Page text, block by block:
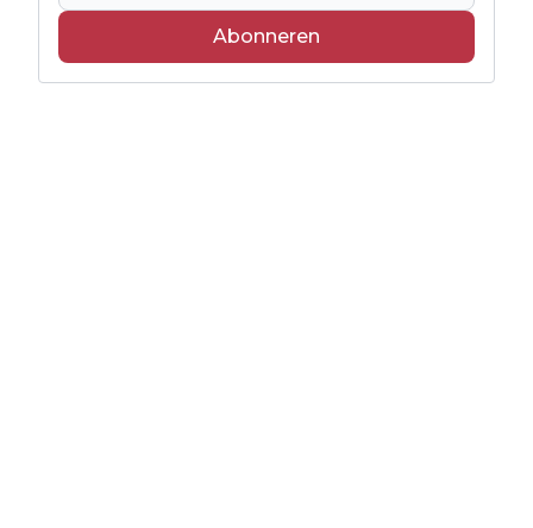
Abonneren